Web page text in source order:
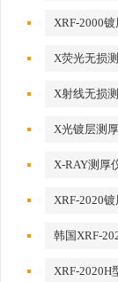
XRF-2000
X荧光无损
X射线无损
X光镀层测
X-RAY测厚
XRF-2020
韩国XRF-
XRF-2020H